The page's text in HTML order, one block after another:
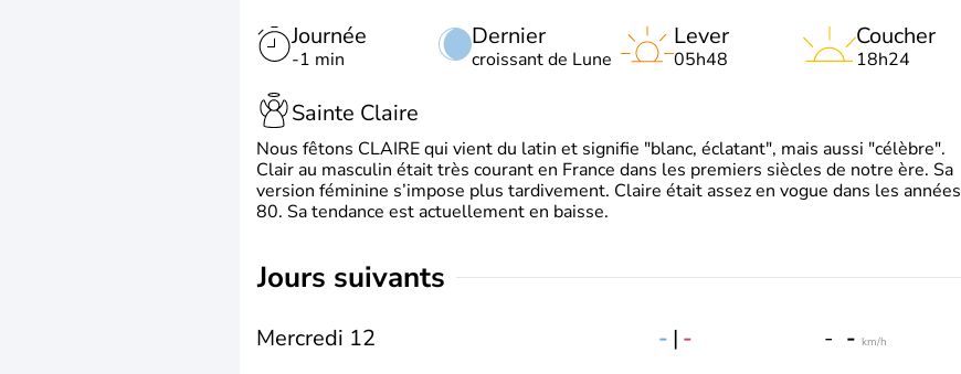
Journée
-1 min
Dernier
croissant de Lune
Lever
05h48
Coucher
18h24
Sainte Claire
Nous fêtons CLAIRE qui vient du latin et signifie "blanc, éclatant", mais aussi "célèbre".
Clair au masculin était très courant en France dans les premiers siècles de notre ère. Sa
version féminine s’impose plus tardivement. Claire était assez en vogue dans les années
80. Sa tendance est actuellement en baisse.
jours suivants
Mercredi 12 - | - - - km/h